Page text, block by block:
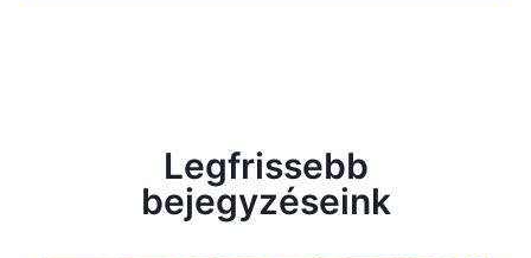
Legfrissebb
bejegyzéseink